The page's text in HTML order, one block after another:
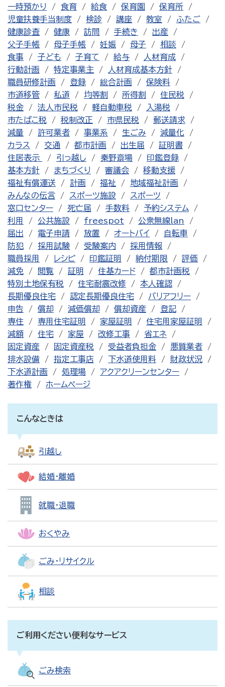
一時預かり
食育 給食 保育園
保育所
児童扶養手当制度
検診 講座 教室
ふたご
健康診査
健康 訪問 手続き
出産
父子手帳
母子手帳 妊娠 母子
相談
食事
子ども 子育て 給与
人材育成
行動計画
特定事業主
人材育成基本方針
職員研修計画
登録 総合計画
保険料
市道移管
私道 均等割 所得割
住民税
税金
法人市民税 軽自動車税
入湯税
市たばこ税
税制改正 市県民税
郵送請求
減量
許可業者 事業系 生ごみ
減量化
カラス
交通 都市計画 出生届
証明書
住居表示
引っ越し 秦野斎場
印鑑登録
基本方針
まちづくり 審議会
移動支援
福祉有償運送
計画 福祉
地域福祉計画
みんなの伝言
スポーツ施設
スポーツ
窓口センター
死亡届 手数料
予約システム
利用
公共施設 freespot
公衆無線lan
届出
電子申請 放置 オートバイ
自転車
防犯
採用試験 受験案内
採用情報
職員採用
レシピ 印鑑証明 納付期限
評価
減免
閲覧 証明 住基カード
都市計画税
特別土地保有税
住宅耐震改修
本人確認
長期優良住宅
認定長期優良住宅
バリアフリー
申告
償却 減価償却 償却資産
登記
専住
専用住宅証明 家屋証明
住宅用家屋証明
減額
住宅 家屋 改修工事
省エネ
固定資産
固定資産税 受益者負担金
悪質業者
排水設備
指定工事店 下水道使用料
財政状況
下水道計画
処理場
アクアクリーンセンター
著作権
ホームページ
こんなときは
引越し
結婚・離婚
就職・退職
おくやみ
ごみ・リサイクル
相談
ご利用ください便利なサービス
ごみ検索